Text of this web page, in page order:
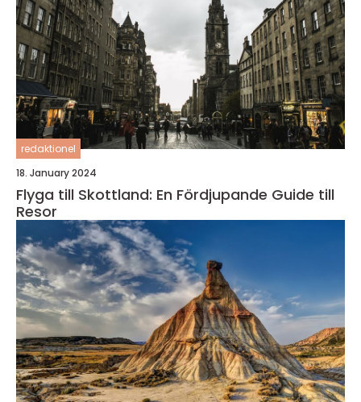
redaktionel
18. January 2024
Flyga till Skottland: En Fördjupande Guide till
Resor